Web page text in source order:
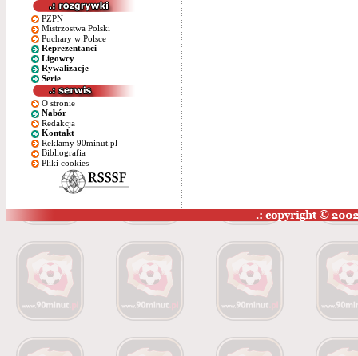
PZPN
Mistrzostwa Polski
Puchary w Polsce
Reprezentanci
Ligowcy
Rywalizacje
Serie
O stronie
Nabór
Redakcja
Kontakt
Reklamy 90minut.pl
Bibliografia
Pliki cookies